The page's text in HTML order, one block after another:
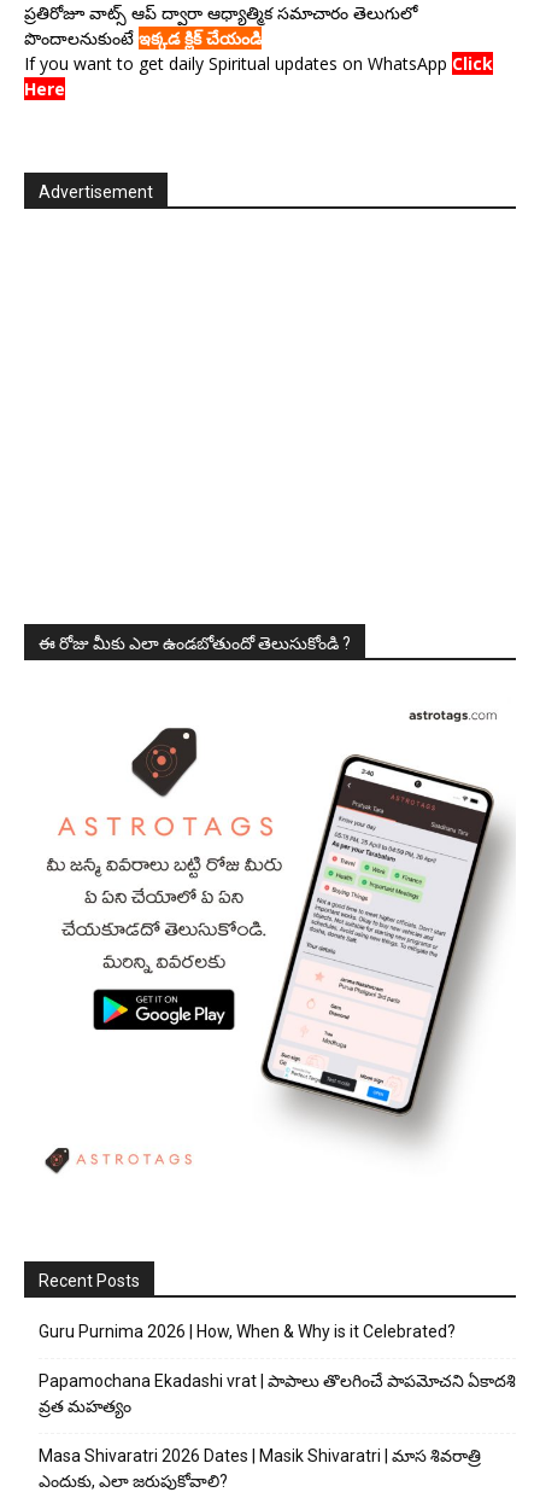
ప్రతిరోజూ వాట్స్ ఆప్ ద్వారా ఆధ్యాత్మిక సమాచారం తెలుగులో
పొందాలనుకుంటే ఇక్కడ క్లిక్ చేయండి
If you want to get daily Spiritual updates on WhatsApp Click
Here
Advertisement
ఈ రోజు మీకు ఎలా ఉండబోతుందో తెలుసుకోండి ?
Recent Posts
Guru Purnima 2026 | How, When & Why is it Celebrated?
Papamochana Ekadashi vrat | పాపాలు తొలగించే పాపమోచని ఏకాదశి
వ్రత మహత్యం
Masa Shivaratri 2026 Dates | Masik Shivaratri | మాస శివరాత్రి
ఎందుకు, ఎలా జరుపుకోవాలి?